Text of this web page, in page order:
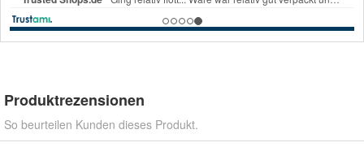
Produktrezensionen
So beurteilen Kunden dieses Produkt.